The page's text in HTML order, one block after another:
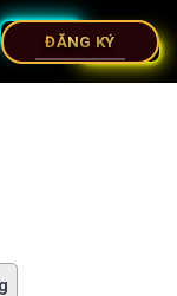
ĐĂNG KÝ